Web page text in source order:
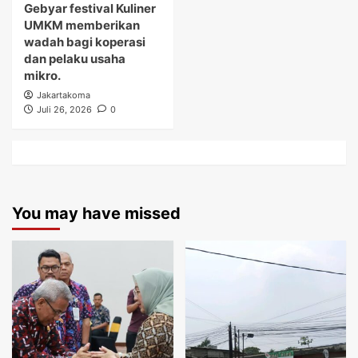
Gebyar festival Kuliner
UMKM memberikan
wadah bagi koperasi
dan pelaku usaha
mikro.
Jakartakoma
Juli 26, 2026
0
You may have missed